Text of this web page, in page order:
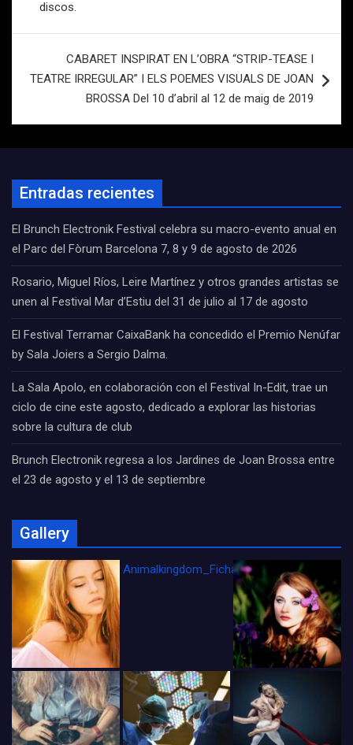
discos.
CABARET INSPIRAT EN L’OBRA “STRIP-TEASE I
TEATRE IRREGULAR” I ELS POEMES VISUALS DE JOAN
BROSSA Del 10 d’abril al 12 de maig de 2019
Entradas recientes
El Brunch Electronik Festival celebra su macro-evento anual en
el Parc del Fòrum Barcelona 7, 8 y 9 de agosto de 2026
Rosario, Miguel Ríos, Leire Martínez y otros grandes artistas se
unen al Festival Mar d’Estiu del 31 de julio al 17 de agosto
El Festival Terramar CaixaBank ha concedido el Premio Nenúfar
by Sala Joiers a Sergio Dalma.
La Sala Apolo, en colaboración con el Festival In-Edit, trae un
ciclo de cine este agosto, dedicado a explorar las historias
sobre la cultura de club
Brunch Electronik regresa a los Jardines de Joan Brossa entre
el 23 de agosto y el 13 de septiembre
Gallery
Animalkingdom_FichaCine